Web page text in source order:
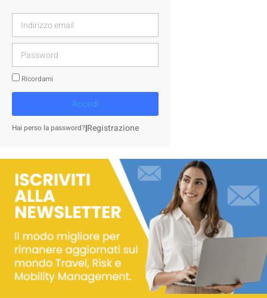
Ricordami
Accedi
Hai perso la password?|Registrazione